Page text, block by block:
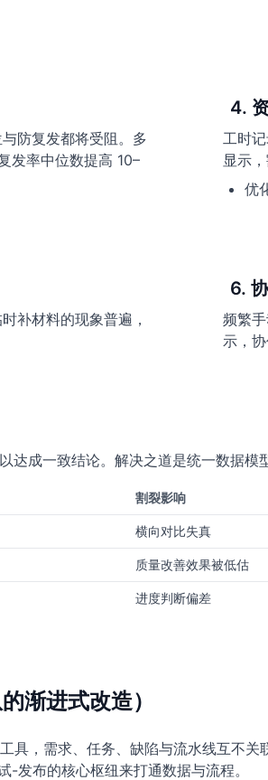
防复发都将受阻。多
发率中位数提高 10–
4.
工时
显示
优
补材料的现象普遍，
6.
频繁
示，
达成一致结论。解决之道是统一数据模
割裂影响
横向对比失真
质量改善效果被低估
进度判断偏差
渐进式改造）
，需求、任务、缺陷与流水线互不
发布的核心枢纽来打通数据与流程。